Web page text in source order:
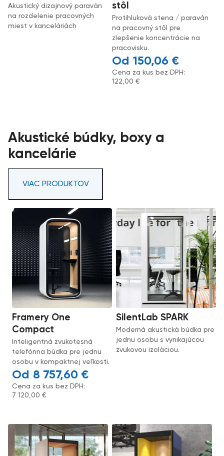
Akustický dizajnový paraván
na rozdelenie pracovných
miest v kanceláriách
stôl
Protihluková stena / paraván
na pracovný stôl pre
zlepšenie koncentrácie na
pracovisku.
150,06 €
Cena za kus bez DPH:
122,00 €
Akustické búdky, boxy a
kancelárie
VIAC PRODUKTOV
Framery One
Compact
Inteligentná zvukotesná
telefónna búdka pre jednu
osobu v kompaktnej veľkosti.
8 757,60 €
Cena za kus bez DPH:
7 120,00€
SilentLab SPARK
Moderná akustická búdka pre
jednu osobu s vynikajúcou
zvukovou izoláciou.